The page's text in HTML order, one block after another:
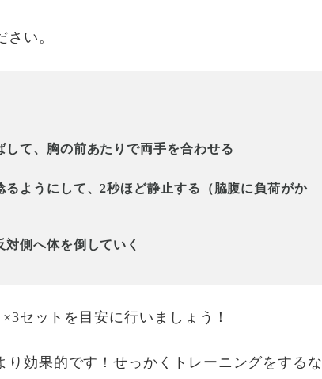
い。
て、胸の前あたりで両手を合わせる
ようにして、2秒ほど静止する（脇腹に負荷がか
側へ体を倒していく
セットを目安に行いましょう！
効果的です！せっかくトレーニングをするな